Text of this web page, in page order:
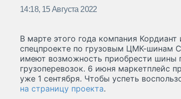
14:18, 15 Августа 2022
В марте этого года компания
спецпроекте по грузовым ЦМК-шинам
имеют возможность приобрести шины
грузоперевозок. 6 июня маркетплейс
уже 1 сентября. Чтобы успеть
на страницу проекта.